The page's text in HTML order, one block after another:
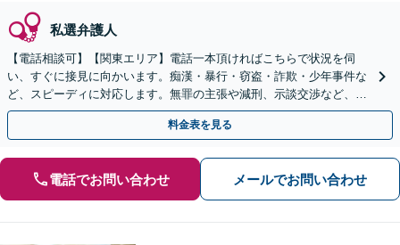
私選弁護人
【電話相談可】【関東エリア】電話一本頂ければこちらで状況を伺
い、すぐに接見に向かいます。痴漢・暴行・窃盗・詐欺・少年事件な
ど、スピーディに対応します。無罪の主張や減刑、示談交渉など、お
任せください【休日・夜間相談可】
料金表を見る
電話でお問い合わせ メールでお問い合わせ